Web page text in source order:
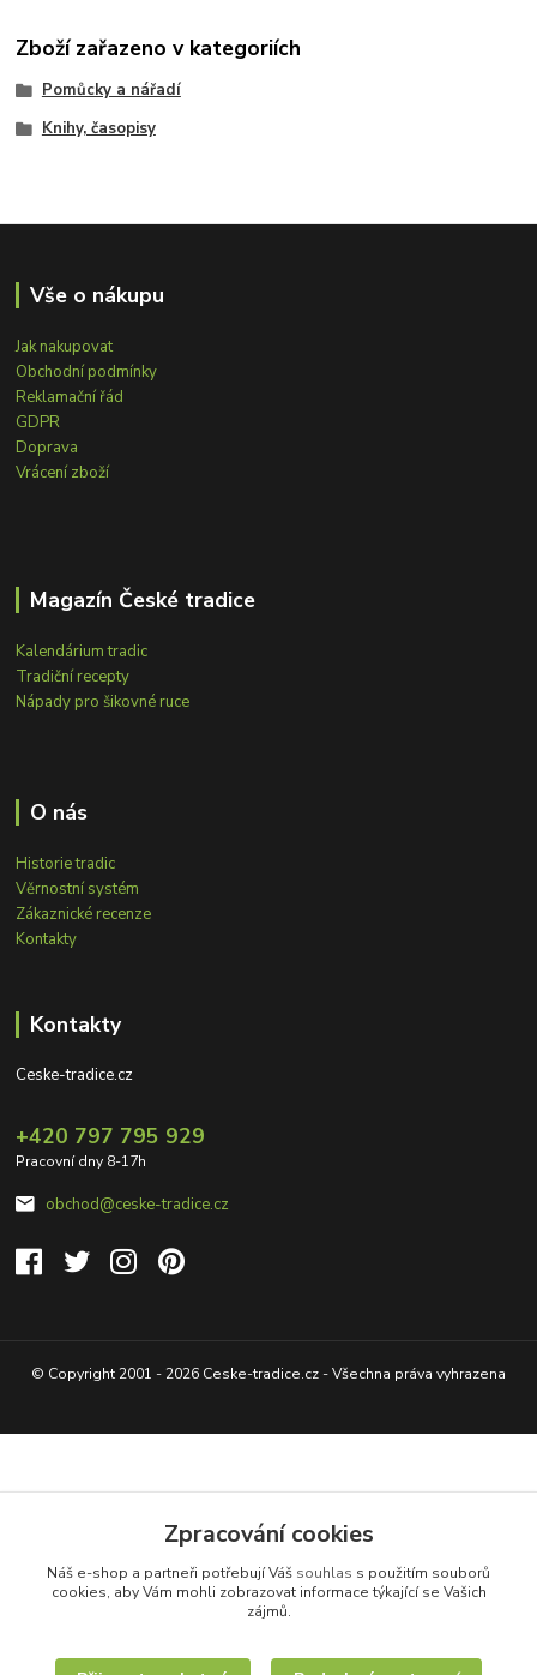
Zboží zařazeno v kategoriích
Pomůcky a nářadí
Knihy, časopisy
Vše o nákupu
Jak nakupovat
Obchodní podmínky
Reklamační řád
GDPR
Doprava
Vrácení zboží
Magazín České tradice
Kalendárium tradic
Tradiční recepty
Nápady pro šikovné ruce
O nás
Historie tradic
Věrnostní systém
Zákaznické recenze
Kontakty
Kontakty
Ceske-tradice.cz
+420 797 795 929
Pracovní dny 8-17h
obchod@ceske-tradice.cz
© Copyright 2001 - 2026 Ceske-tradice.cz - Všechna práva vyhrazena
Zpracování cookies
Náš e-shop a partneři potřebují Váš souhlas s použitím souborů
cookies, aby Vám mohli zobrazovat informace týkající se Vašich
zájmů.